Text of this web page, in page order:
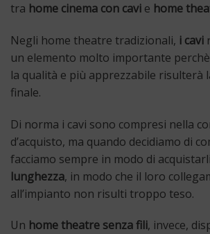
tra home cinema con cavi e home
Negli home theatre tradizionali, i cavi
un elemento molto importante
la qualità e più apprezzabile risulterà
finale.
Di norma i cavi sono compresi nella
d’acquisto, ma quando decidiamo di
facciamo sempre in modo di
lunghezza, in modo che il loro
all’impianto non risulti troppo teso.
Un home theatre senza fili, invece,